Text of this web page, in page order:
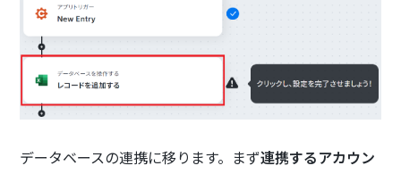
データベースの連携に移ります。まず連携するアカウン